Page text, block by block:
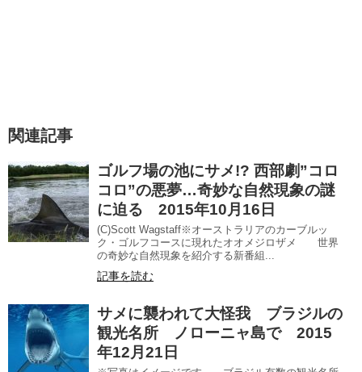
関連記事
ゴルフ場の池にサメ!? 西部劇”コロ
コロ”の悪夢…奇妙な自然現象の謎
に迫る 2015年10月16日
(C)Scott Wagstaff※オーストラリアのカーブルッ
ク・ゴルフコースに現れたオオメジロザメ 世界
の奇妙な自然現象を紹介する新番組...
記事を読む
サメに襲われて大怪我 ブラジルの
観光名所 ノローニャ島で 2015
年12月21日